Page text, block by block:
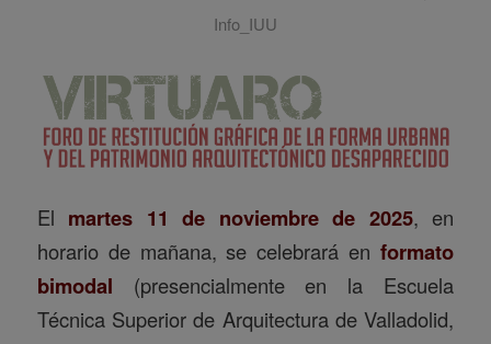
Info_IUU
El martes 11 de noviembre de 2025, en
horario de mañana, se celebrará enformato
bimodal (presencialmente en la Escuela
Técnica Superior de Arquitectura de Valladolid,